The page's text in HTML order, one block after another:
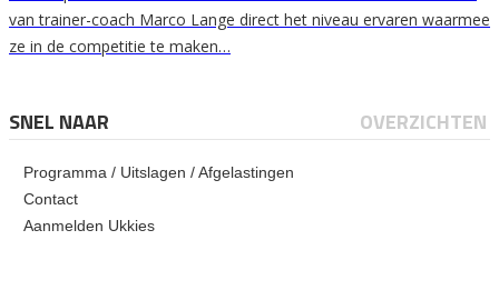
van trainer-coach Marco Lange direct het niveau ervaren waarmee
ze in de competitie te maken…
SNEL NAAR OVERZICHTEN
Programma / Uitslagen / Afgelastingen
Contact
Aanmelden Ukkies